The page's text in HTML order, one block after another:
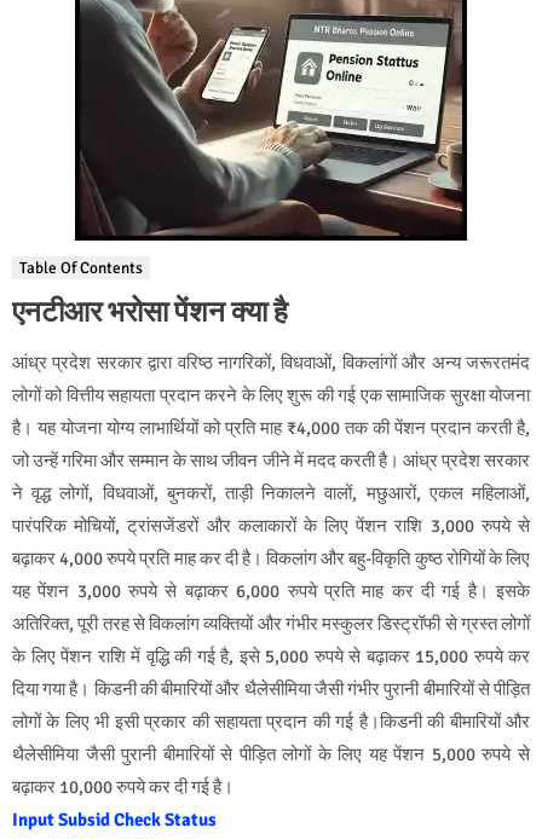
Table Of Contents
एनटीआर भरोसा पेंशन क्या है
आंध्र प्रदेश सरकार द्वारा वरिष्ठ नागरिकों, विधवाओं, विकलांगों और अन्य जरूरतमंद
लोगों को वित्तीय सहायता प्रदान करने के लिए शुरू की गई एक सामाजिक सुरक्षा योजना
है। यह योजना योग्य लाभार्थियों को प्रति माह ₹4,000 तक की पेंशन प्रदान करती है,
जो उन्हें गरिमा और सम्मान के साथ जीवन जीने में मदद करती है। आंध्र प्रदेश सरकार
ने वृद्ध लोगों, विधवाओं, बुनकरों, ताड़ी निकालने वालों, मछुआरों, एकल महिलाओं,
पारंपरिक मोचियों, ट्रांसजेंडरों और कलाकारों के लिए पेंशन राशि 3,000 रुपये से
बढ़ाकर 4,000 रुपये प्रति माह कर दी है। विकलांग और बहु-विकृति कुष्ठ रोगियों के लिए
यह पेंशन 3,000 रुपये से बढ़ाकर 6,000 रुपये प्रति माह कर दी गई है। इसके
अतिरिक्त, पूरी तरह से विकलांग व्यक्तियों और गंभीर मस्कुलर डिस्ट्रॉफी से ग्रस्त लोगों
के लिए पेंशन राशि में वृद्धि की गई है, इसे 5,000 रुपये से बढ़ाकर 15,000 रुपये कर
दिया गया है। किडनी की बीमारियों और थैलेसीमिया जैसी गंभीर पुरानी बीमारियों से पीड़ित
लोगों के लिए भी इसी प्रकार की सहायता प्रदान की गई है।किडनी की बीमारियों और
थैलेसीमिया जैसी पुरानी बीमारियों से पीड़ित लोगों के लिए यह पेंशन 5,000 रुपये से
बढ़ाकर 10,000 रुपये कर दी गई है।
Input Subsid Check Status